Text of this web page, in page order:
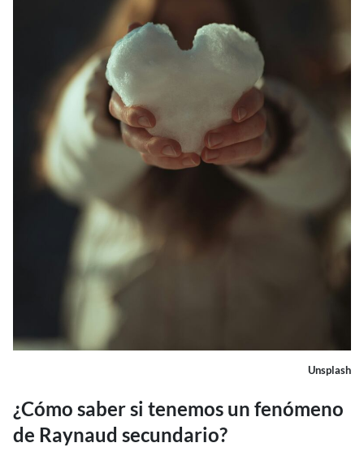
Unsplash
¿Cómo saber si tenemos un fenómeno
de Raynaud secundario?